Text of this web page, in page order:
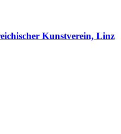
Kunstverein, Linz